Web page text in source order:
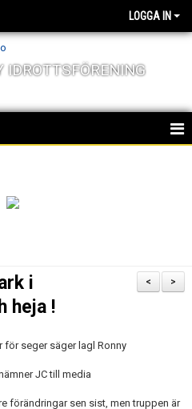
LOGGA IN
IDROTTSFÖRENING
>
<
i
heja !
för seger säger lagl Ronny
JC till media
förändringar sen sist, men truppen är